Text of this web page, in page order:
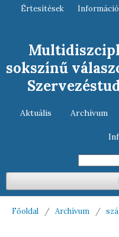
sokszínű
Aktuális Archívum
Értesítések
Főoldal / Archívum /